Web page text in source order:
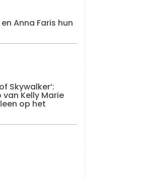
Anna Faris hun
Skywalker’:
Kelly Marie
op het